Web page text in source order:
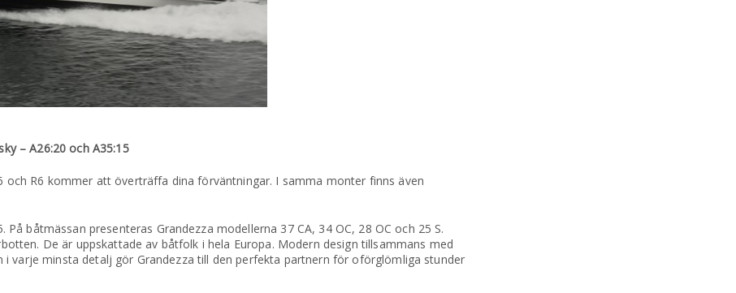
– A26:20 och A35:15
R6 kommer att överträffa dina förväntningar. I samma monter finns även
På båtmässan presenteras Grandezza modellerna 37 CA, 34 OC, 28 OC och 25 S.
De är uppskattade av båtfolk i hela Europa. Modern design tillsammans med
varje minsta detalj gör Grandezza till den perfekta partnern för oförglömliga stunder